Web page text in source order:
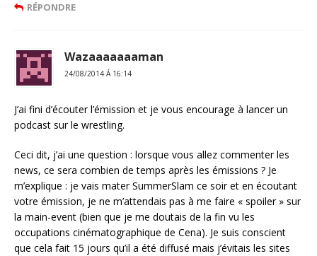
RÉPONDRE
Wazaaaaaaaman
24/08/2014 Á 16:14
J’ai fini d’écouter l’émission et je vous encourage à lancer un
podcast sur le wrestling.
Ceci dit, j’ai une question : lorsque vous allez commenter les
news, ce sera combien de temps après les émissions ? Je
m’explique : je vais mater SummerSlam ce soir et en écoutant
votre émission, je ne m’attendais pas à me faire « spoiler » sur
la main-event (bien que je me doutais de la fin vu les
occupations cinématographique de Cena). Je suis conscient
que cela fait 15 jours qu’il a été diffusé mais j’évitais les sites